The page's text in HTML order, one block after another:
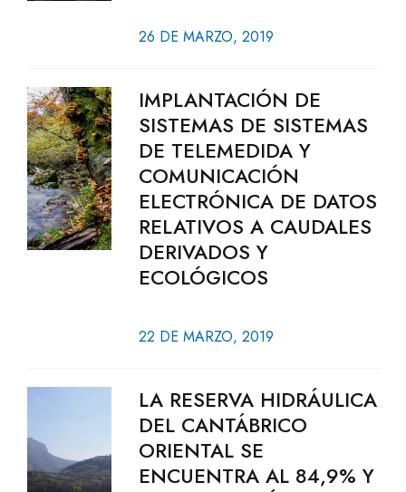
26 DE MARZO, 2019
IMPLANTACIÓN DE
SISTEMAS DE SISTEMAS
DE TELEMEDIDA Y
COMUNICACIÓN
ELECTRÓNICA DE DATOS
RELATIVOS A CAUDALES
DERIVADOS Y
ECOLÓGICOS
22 DE MARZO, 2019
LA RESERVA HIDRÁULICA
DEL CANTÁBRICO
ORIENTAL SE
ENCUENTRA AL 84,9% Y